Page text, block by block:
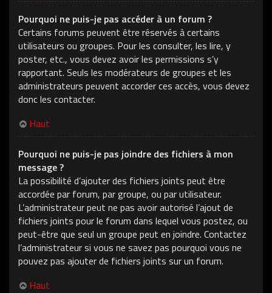
Pourquoi ne puis-je pas accéder à un forum ?
Certains forums peuvent être réservés à certains
utilisateurs ou groupes. Pour les consulter, les lire, y
poster, etc., vous devez avoir les permissions s’y
rapportant. Seuls les modérateurs de groupes et les
administrateurs peuvent accorder ces accès, vous devez
donc les contacter.
Haut
Pourquoi ne puis-je pas joindre des fichiers à mon
message ?
La possibilité d’ajouter des fichiers joints peut être
accordée par forum, par groupe, ou par utilisateur.
L’administrateur peut ne pas avoir autorisé l’ajout de
fichiers joints pour le forum dans lequel vous postez, ou
peut-être que seul un groupe peut en joindre. Contactez
l’administrateur si vous ne savez pas pourquoi vous ne
pouvez pas ajouter de fichiers joints sur un forum.
Haut